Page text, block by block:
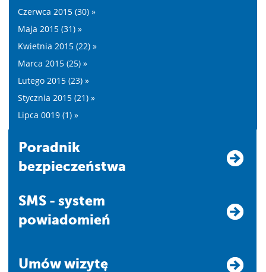
Czerwca 2015 (30) »
Maja 2015 (31) »
Kwietnia 2015 (22) »
Marca 2015 (25) »
Lutego 2015 (23) »
Stycznia 2015 (21) »
Lipca 0019 (1) »
Poradnik
bezpieczeństwa
SMS - system
powiadomień
Umów wizytę